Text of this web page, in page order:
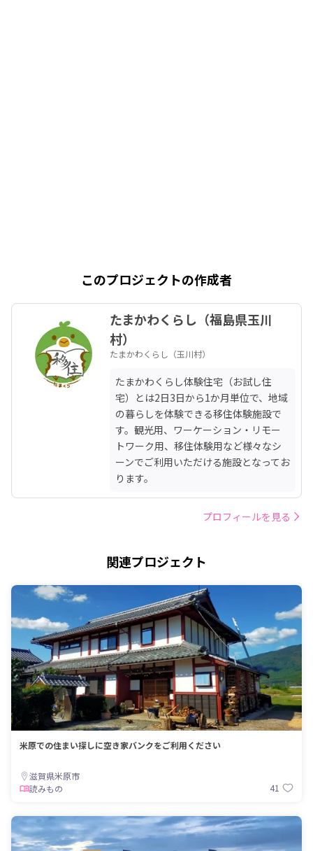
このプロジェクトの作成者
たまかわくらし（福島県玉川
村）
たまかわくらし（玉川村）
たまかわくらし体験住宅（お試し住
宅）とは2日3日から1か月単位で、地域
の暮らしを体験できる移住体験施設で
す。観光用、ワーケーション・リモー
トワーク用、移住体験用など様々なシ
ーンでご利用いただける施設となってお
ります。
プロフィールを見る
関連プロジェクト
米原での住まい探しに空き家バンクをご利用ください
滋賀県米原市
読みもの
41